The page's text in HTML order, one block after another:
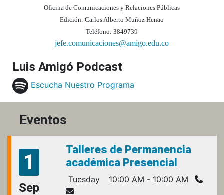
Oficina de Comunicaciones y Relaciones Públicas
Edición: Carlos Alberto Muñoz Henao
Teléfono: 3849739
jefe.comunicaciones@amigo.edu.co
Luis Amigó Podcast
Escucha Nuestro Programa
Eventos
1
Sep
Talleres de Permanencia
académica Presencial
Tuesday 10:00 AM - 10:00 AM